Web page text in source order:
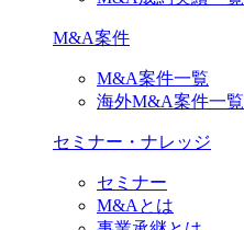
M&A案件
M&A案件一覧
海外M&A案件一覧
セミナー・ナレッジ
セミナー
M&Aとは